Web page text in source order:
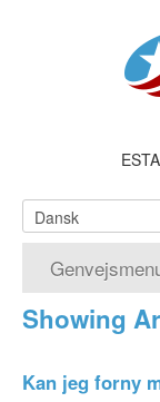
Hjem
Showing
Kan jeg forny